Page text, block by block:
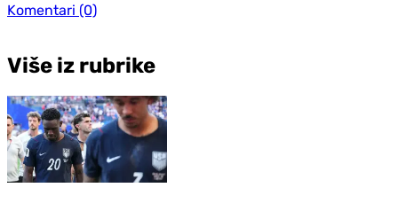
Komentari (0)
Više iz rubrike